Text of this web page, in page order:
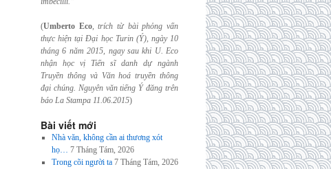
(Umberto Eco,trích từ bài phỏng vấn
thực hiện tại Đại học Turin (Ý), ngày 10
tháng 6 năm 2015, ngay sau khi U. Eco
nhận học vị Tiến sĩ danh dự ngành
Truyền thông và Văn hoá truyền thông
đại chúng. Nguyên văn tiếng Ý đăng trên
báo La Stampa 11.06.2015)
Bài viết mới
Nhà văn, không cần ai thương xót
họ… 7 Tháng Tám, 2026
Trong cõi người ta 7 Tháng Tám, 2026